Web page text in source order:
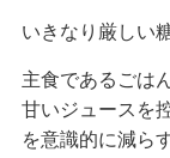
いきなり厳しい
主食であるごは
甘いジュースを
を意識的に減ら